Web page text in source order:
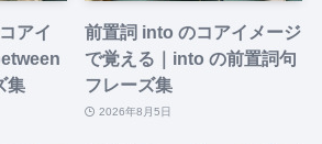
アイ
集
前置詞 into のコアイメージ
で覚える｜into の前置詞句
フレーズ集
2026年8月5日